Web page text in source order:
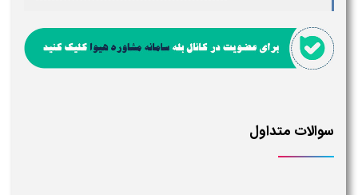
سوالات متداول